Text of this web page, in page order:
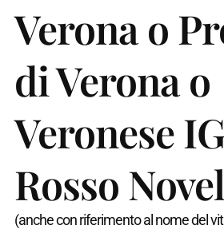
Verona o
di Verona o
Veronese
Rosso
(anche con riferimento al nome del